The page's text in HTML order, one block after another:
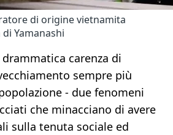
di origine vietnamita
Yamanashi
carenza di
sempre più
- due fenomeni
che minacciano di avere
sulla tenuta sociale ed